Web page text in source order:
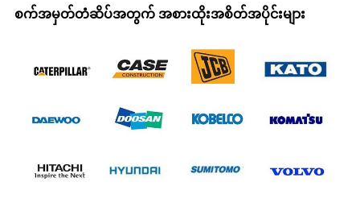
စက်အမှတ်တံဆိပ်အတွက် အစားထိုးအစိတ်အပိုင်းများ